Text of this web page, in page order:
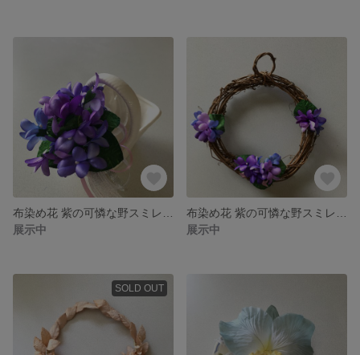
展示中
展示中
SOLD OUT